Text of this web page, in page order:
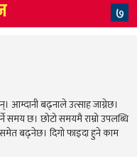
७
आम्दानी बढ्नाले उत्साह जाग्नेछ।
समय छ। छोटो समयमै राम्रो उपलब्धि
बढ्नेछ। दिगो फाइदा हुने काम